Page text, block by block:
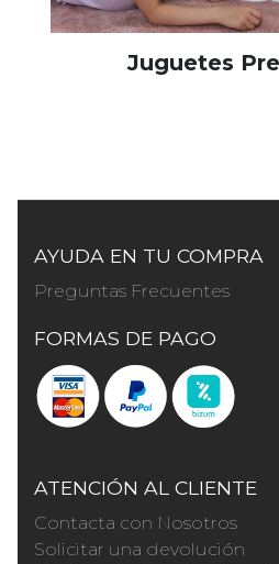
Juguetes
AYUDA EN TU COMPRA
Preguntas Frecuentes
FORMAS DE PAGO
ATENCIÓN AL CLIENTE
Contacta con Nosotros
Solicitar una devolución